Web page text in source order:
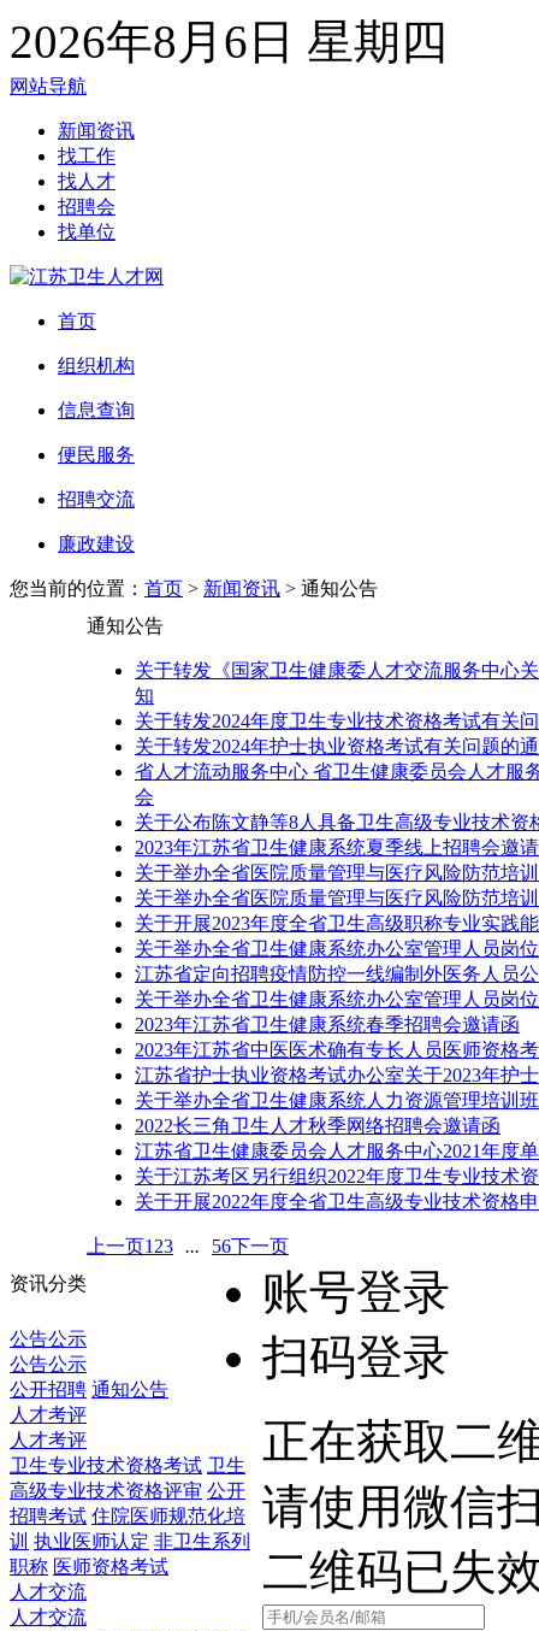
2026年8月6日 星期四
网站导航
新闻资讯
找工作
找人才
招聘会
找单位
首页
组织机构
信息查询
便民服务
招聘交流
廉政建设
您当前的位置： 首页 > 新闻资讯 > 通知公告
通知公告
关于转发《国家卫生健康委人才交流服务中心
知
关于转发2024年度卫生专业技术资格考试有关
关于转发2024年护士执业资格考试有关问题的
省人才流动服务中心 省卫生健康委员会人才服
会
关于公布陈文静等8人具备卫生高级专业技术资
2023年江苏省卫生健康系统夏季线上招聘会邀
关于举办全省医院质量管理与医疗风险防范培
关于举办全省医院质量管理与医疗风险防范培
关于开展2023年度全省卫生高级职称专业实践
关于举办全省卫生健康系统办公室管理人员岗
江苏省定向招聘疫情防控一线编制外医务人员
关于举办全省卫生健康系统办公室管理人员岗
2023年江苏省卫生健康系统春季招聘会邀请函
2023年江苏省中医医术确有专长人员医师资格
江苏省护士执业资格考试办公室关于2023年护
关于举办全省卫生健康系统人力资源管理培训
2022长三角卫生人才秋季网络招聘会邀请函
江苏省卫生健康委员会人才服务中心2021年度
关于江苏考区另行组织2022年度卫生专业技术
关于开展2022年度全省卫生高级专业技术资格
上一页1 23 ... 56下一页
资讯分类
公告公示
公告公示
公开招聘 通知公告
人才考评
人才考评
卫生专业技术资格考试 卫生
高级专业技术资格评审 公开
招聘考试 住院医师规范化培
训 执业医师认定 非卫生系列
职称 医师资格考试
人才交流
人才交流
账号登录
扫码登录
正在获取二
请使用微信
二维码已失